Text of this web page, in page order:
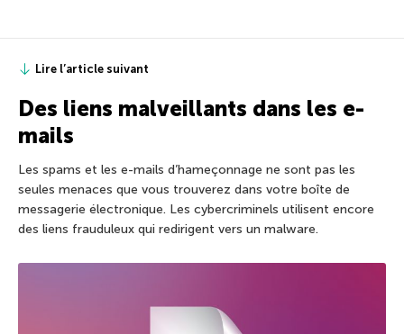
Lire l’article suivant
Des liens malveillants dans les e-
mails
Les spams et les e-mails d’hameçonnage ne sont pas les
seules menaces que vous trouverez dans votre boîte de
messagerie électronique. Les cybercriminels utilisent encore
des liens frauduleux qui redirigent vers un malware.